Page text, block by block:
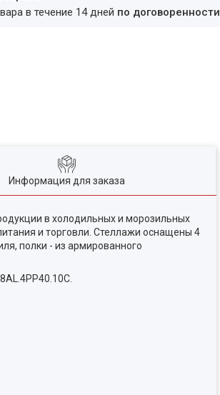
в течение 14 дней по договоренности
Информация для заказа
в холодильных и морозильных
и торговли. Стеллажи оснащены 4
полки - из армированного